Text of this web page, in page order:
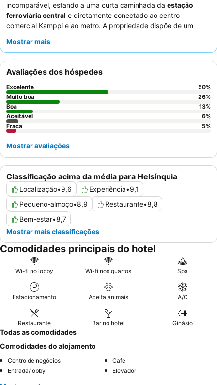
incomparável, estando a uma curta caminhada da estação
ferroviária central e diretamente conectado ao centro
comercial Kamppi e ao metro. A propriedade dispõe de um
atendendo a diversas necessidades. Os hóspedes elogiam
variado buffet de pequeno-almoço, que inclui opções saudáveis
como batidos e pudim de chia. Para uma experiência
memorável, considere visitar o
desfrutar de vistas deslumbrantes sobre a cidade.
Mostrar mais
Classificação acima da média para Helsínquia
Localização•9,6 Experiência•9,1
Pequeno-almoço•8,9 Restaurante•8,8
Bem-estar•8,7
Mostrar mais classificações
Avaliações dos hóspedes
Excelente 50%
Muito boa
26%
Boa
13%
Aceitável
6%
Fraca
5%
Mostrar avaliações
Comodidades principais do hotel
Wi-fi no lobby Wi-fi nos quartos Spa
Estacionamento Aceita animais A/C
Restaurante Bar no hotel Ginásio
Todas as comodidades
Comodidades do alojamento
Centro de negócios
Café
Entrada/lobby
Elevador